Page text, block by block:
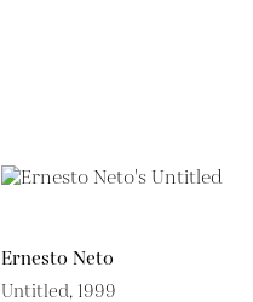
Ernesto Neto
Untitled, 1999